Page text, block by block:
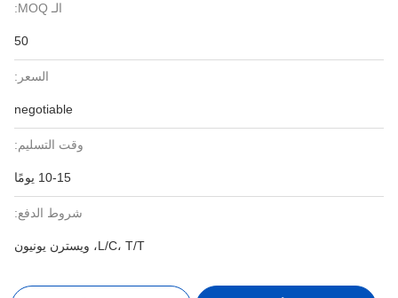
الـ MOQ:
50
السعر:
negotiable
وقت التسليم:
10-15 يومًا
شروط الدفع:
L/C، T/T، ويسترن يونيون